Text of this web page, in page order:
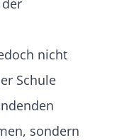
nicht
Schule
sondern